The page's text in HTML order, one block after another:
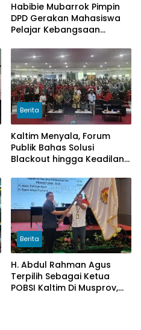
Habibie Mubarrok Pimpin
DPD Gerakan Mahasiswa
Pelajar Kebangsaan
Berita
Kaltim Menyala, Forum
Publik Bahas Solusi
Blackout hingga Keadilan
Berita
H. Abdul Rahman Agus
Terpilih Sebagai Ketua
POBSI Kaltim Di Musprov,